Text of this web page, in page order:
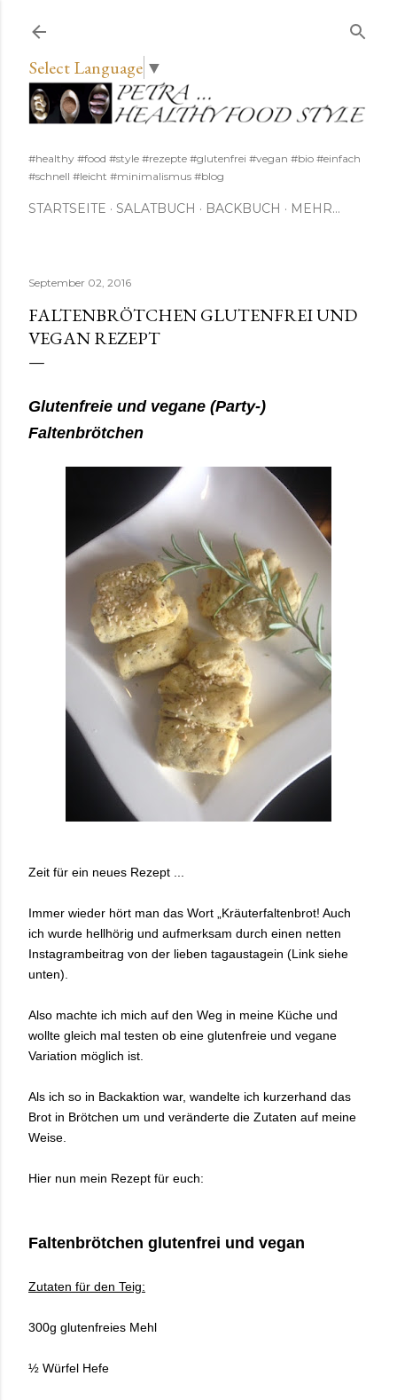
Select Language ▼
#healthy #food #style #rezepte #glutenfrei #vegan #bio #einfach
#schnell #leicht #minimalismus #blog
STARTSEITE SALATBUCH BACKBUCH MEHR…
September 02, 2016
FALTENBRÖTCHEN GLUTENFREI UND
VEGAN REZEPT
Glutenfreie und vegane (Party-)
Faltenbrötchen
Zeit für ein neues Rezept ...
Immer wieder hört man das Wort „Kräuterfaltenbrot! Auch
ich wurde hellhörig und aufmerksam durch einen netten
Instagrambeitrag von der lieben tagaustagein (Link siehe
unten).
Also machte ich mich auf den Weg in meine Küche und
wollte gleich mal testen ob eine glutenfreie und vegane
Variation möglich ist.
Als ich so in Backaktion war, wandelte ich kurzerhand das
Brot in Brötchen um und veränderte die Zutaten auf meine
Weise.
Hier nun mein Rezept für euch:
Faltenbrötchen glutenfrei und vegan
Zutaten für den Teig:
300g glutenfreies Mehl
½ Würfel Hefe